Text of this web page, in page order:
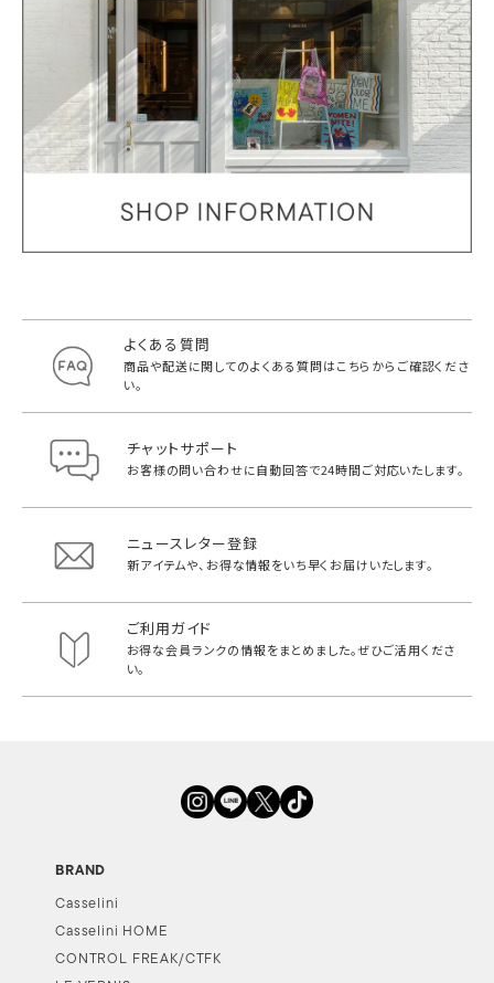
よくある質問
商品や配送に関してのよくある質問はこちらからご確認くださ
い。
チャットサポート
お客様の問い合わせに自動回答で24時間ご対応いたします。
ニュースレター登録
新アイテムや、お得な情報をいち早く お届けいたします。
ご利用ガイド
お得な会員ランクの情報をまとめました。ぜひご活用くださ
い。
BRAND
Casselini
Casselini HOME
CONTROL FREAK/CTFK